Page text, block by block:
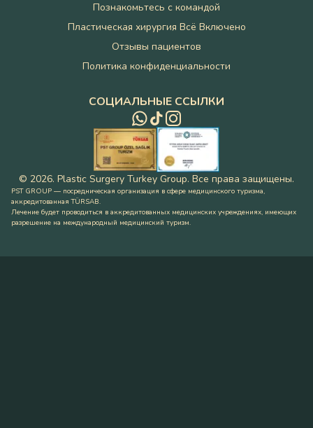
Познакомьтесь с командой
Пластическая хирургия Всё Включено
Отзывы пациентов
Политика конфиденциальности
СОЦИАЛЬНЫЕ ССЫЛКИ
© 2026. Plastic Surgery Turkey Group. Все права защищены.
PST GROUP — посредническая организация в сфере медицинского туризма,
аккредитованная TÜRSAB.
Лечение будет проводиться в аккредитованных медицинских учреждениях, имеющих
разрешение на международный медицинский туризм.